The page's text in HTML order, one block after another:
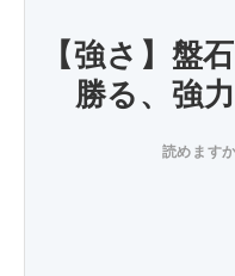
【強さ】盤
勝る、強
読めます